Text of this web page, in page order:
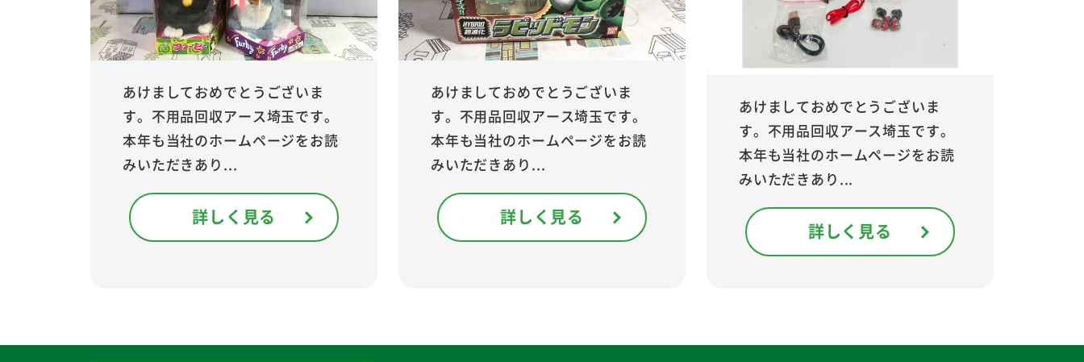
あけましておめでとうございま
す。不用品回収アース埼玉です。
本年も当社のホームページをお読
みいただきあり...
詳しく見る
あけましておめでとうございま
す。不用品回収アース埼玉です。
本年も当社のホームページをお読
みいただきあり...
詳しく見る
あけましておめでとうございま
す。不用品回収アース埼玉です。
本年も当社のホームページをお読
みいただきあり...
詳しく見る